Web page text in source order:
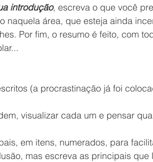
introdução, escreva o que você
naquela área, que esteja ainda
Por fim, o resumo é feito, com
(a procrastinação já foi
visualizar cada um e pensar
em itens, numerados, para
mas escreva as principais que